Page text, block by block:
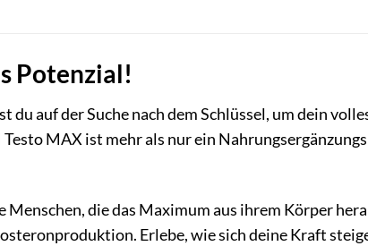
Potenzial!
auf der Suche nach dem Schlüssel, um dein
MAX ist mehr als nur ein
die das Maximum aus ihrem Körper
Erlebe, wie sich deine Kraft